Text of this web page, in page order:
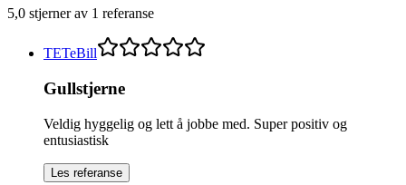
5,0 stjerner av 1 referanse
TETeBill
Gullstjerne
Veldig hyggelig og lett å jobbe med. Super positiv og
entusiastisk
Les referanse